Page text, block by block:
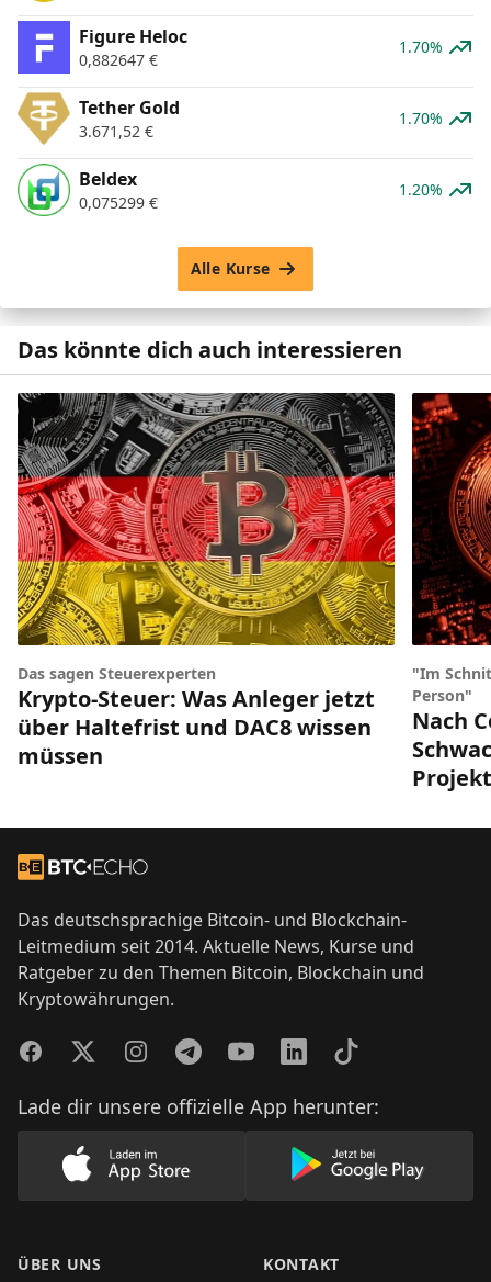
Figure Heloc
0,882647 €
1.70%
Tether Gold
3.671,52 €
1.70%
Beldex
0,075299 €
1.20%
Alle Kurse
Das könnte dich auch interessieren
Das sagen Steuerexperten
Krypto-Steuer: Was Anleger jetzt
über Haltefrist und DAC8 wissen
müssen
"Im
Person"
Nach
Zur Startseite
Das deutschsprachige Bitcoin- und Blockchain-
Leitmedium seit 2014. Aktuelle News, Kurse und
Ratgeber zu den Themen Bitcoin, Blockchain und
Kryptowährungen.
FacebookTwitterInstagramTelegramYouTubeLinkedInTikTok
Lade dir unsere offizielle App herunter:
Lade unsere App im AppStore herunter
Lade unsere
ÜBER UNS KONTAKT